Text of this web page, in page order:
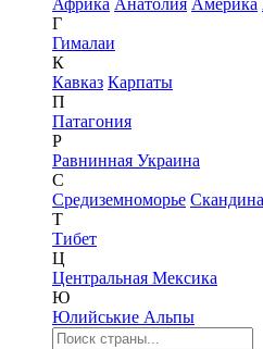
Африка Анатолия Америка
Г
Гималаи
К
Кавказ Карпаты
П
Патагония
Р
Равнинная Украина
С
Средиземноморье
Т
Тибет
Ц
Центральная Мексика
Ю
Юлийськие Альпы